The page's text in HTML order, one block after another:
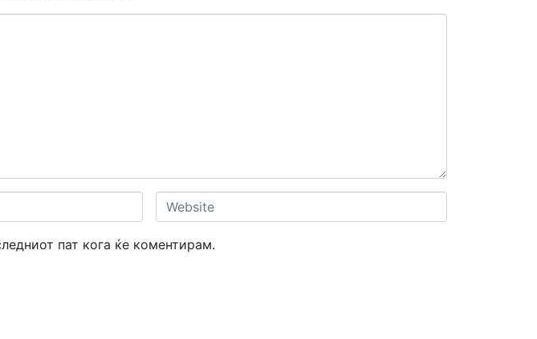
Website
пат кога ќе коментирам.